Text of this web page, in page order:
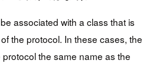
associated with a class that is
the protocol. In these cases, the
the same name as the